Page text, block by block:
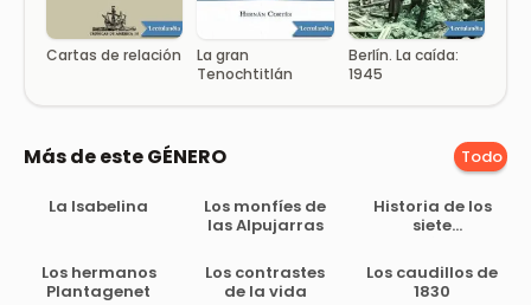
Cartas de relación
La gran
Tenochtitlán
Berlín. La caída:
1945
Más de este GÉNERO Todo
La Isabelina
Los monfíes de
las Alpujarras
Historia de los
siete
leyenda árabe
Los hermanos
Plantagenet
Los contrastes
de la vida
Los caudillos de
1830